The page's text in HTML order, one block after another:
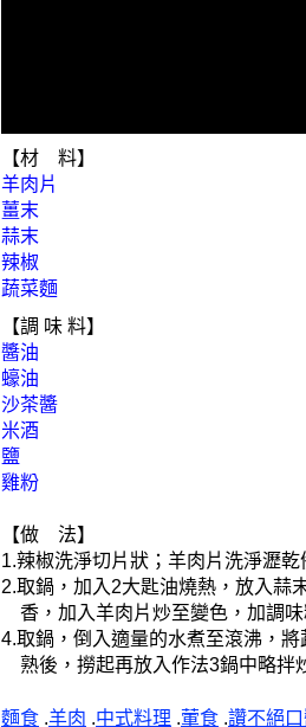
【材 料】
羊肉片
薑末
蒜末
辣椒
蔬菜麵
【調 味 料】
醬油
蠔油
沙茶醬
米酒
鹽
雞粉
【做 法】
1.辣椒洗淨切片狀；羊肉片洗淨瀝乾
2.取鍋，加入2大匙油燒熱，放入蒜
香，加入羊肉片炒至變色，加調味
4.取鍋，倒入適量的水煮至滾沸，
熟後，撈起再放入作法3鍋中略拌
麵食 .羊肉 .中式料理 .葷食 .讚不絕